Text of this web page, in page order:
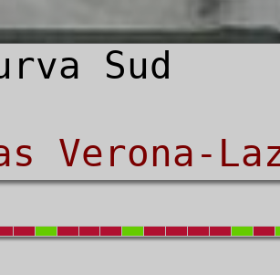
Sud
Verona-